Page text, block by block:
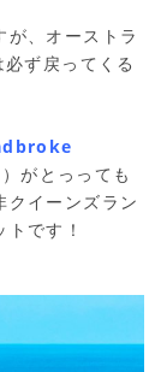
、オーストラ
ず戻ってくる
がとっっても
クイーンズラン
です！